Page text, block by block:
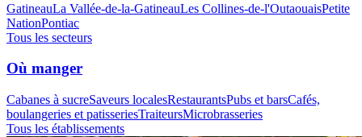
GatineauLa Vallée-de-la-GatineauLes Collines-de-l'OutaouaisPetite
NationPontiac
Tous les secteurs
Où manger
Cabanes à sucreSaveurs localesRestaurantsPubs et barsCafés,
boulangeries et patisseriesTraiteursMicrobrasseries
Tous les établissements